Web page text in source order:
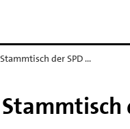
der SPD …